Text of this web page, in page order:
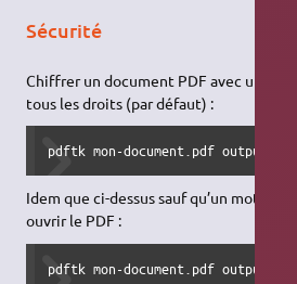
Sécurité
Chiffrer un document PDF avec une
tous les droits (par défaut) :
pdftk mon-document.pdf output
Idem que ci-dessus sauf qu’un mot de
ouvrir le PDF :
pdftk mon-document.pdf output